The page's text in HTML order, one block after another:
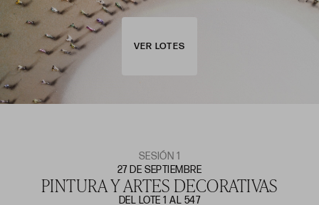
VER LOTES
SESIÓN 1
27 DE SEPTIEMBRE
PINTURA Y ARTES DECORATIVAS
DEL LOTE 1 AL 547